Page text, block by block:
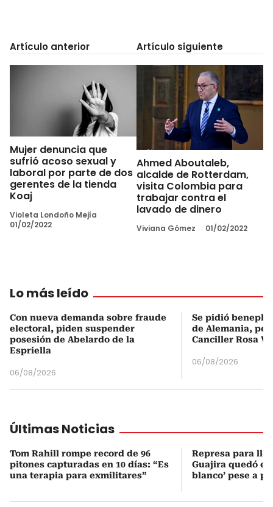
Artículo anterior
Mujer denuncia que
sufrió acoso sexual y
laboral por parte de dos
gerentes de la tienda
Koaj
Violeta Londoño Mejía
01/02/2022
Artículo siguiente
Ahmed Aboutaleb,
alcalde de Rotterdam,
visita Colombia para
trabajar contra el
lavado de dinero
Viviana Gómez 01/02/2022
Lo más leído
Con nueva demanda sobre fraude
electoral, piden suspender
posesión de Abelardo de la
Espriella
06/08/2026
Se pidió
de Alemania,
Canciller Rosa
06/08/2026
Últimas Noticias
Tom Rahill rompe record de 96
pitones capturadas en 10 días: “Es
una terapia para exmilitares”
Represa para
Guajira quedó en
blanco’ pese a